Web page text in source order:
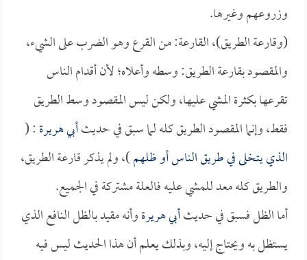
وزروعهم وغيرها.
(وقارعة الطريق)، القارعة: من القرع وهو الضرب على الشيء،
والمقصود بقارعة الطريق: وسطه وأعلاه؛ لأن أقدام الناس
تقرعها بكثرة المشي عليها، ولكن ليس المقصود وسط الطريق
فقط، وإنما المقصود الطريق كله لما سبق في حديثأبي هريرة: (
الذي يتخلى في طريق الناس أو ظلهم)، ولم يذكر قارعة الطريق،
والطريق كله معد للمشي عليه فالعلة مشتركة في الجميع.
أما الظل فسبق في حديثأبي هريرةوأنه مقيد بالظل النافع الذي
يستظل به ويحتاج إليه، وبذلك يعلم أن هذا الحديث ليس فيه